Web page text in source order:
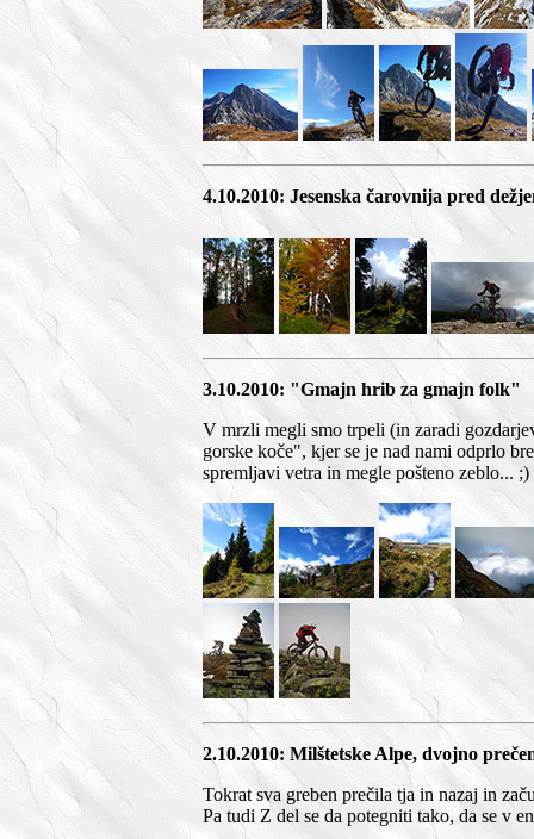
4.10.2010: Jesenska čarovnija pred
3.10.2010: "Gmajn hrib za gmajn folk"
V mrzli megli smo trpeli (in zaradi
gorske koče", kjer se je nad nami odprlo
spremljavi vetra in megle pošteno zeblo... ;)
2.10.2010: Milštetske Alpe, dvojno
Tokrat sva greben prečila tja in nazaj in
Pa tudi Z del se da potegniti tako, da se v